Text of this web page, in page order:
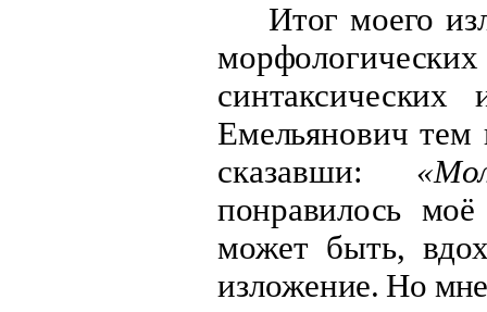
Итог моего
Емельянович тем
сказавши:
понравилось
может быть,
изложение. Но